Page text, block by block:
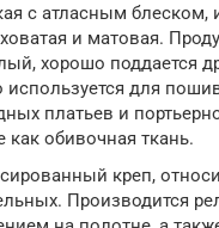
с атласным блеском,
и матовая.
хорошо поддается
используется для
платьев и
как обивочная ткань.
креп,
Производится